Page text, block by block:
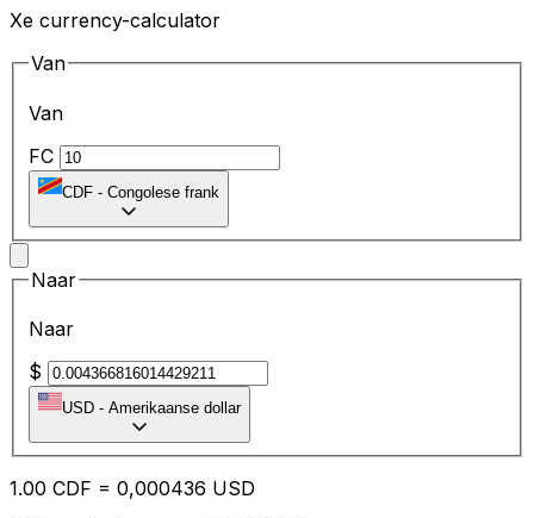
Xe currency-calculator
Van
Van
FC
CDF - Congolese frank
Naar
Naar
$
USD - Amerikaanse dollar
1.00 CDF = 0,000436 USD